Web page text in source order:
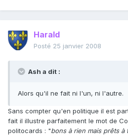
Harald
Posté 25 janvier 2008
Ash a dit :
Alors qu'il ne fait ni l'un, ni l'autre.
Sans compter qu'en politique il est
fait il illustre parfaitement le mot de
politocards : "bons à rien mais prêts à